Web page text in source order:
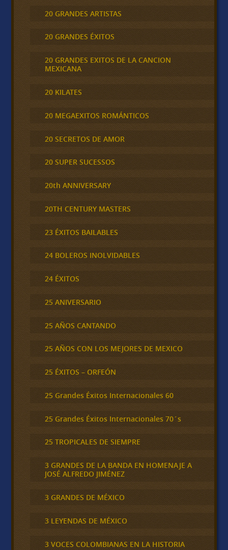
20 GRANDES ARTISTAS
20 GRANDES ÉXITOS
20 GRANDES EXITOS DE LA CANCION
MEXICANA
20 KILATES
20 MEGAEXITOS ROMÁNTICOS
20 SECRETOS DE AMOR
20 SUPER SUCESSOS
20th ANNIVERSARY
20TH CENTURY MASTERS
23 ÉXITOS BAILABLES
24 BOLEROS INOLVIDABLES
24 ÉXITOS
25 ANIVERSARIO
25 AÑOS CANTANDO
25 AÑOS CON LOS MEJORES DE MEXICO
25 ÉXITOS – ORFEÓN
25 Grandes Éxitos Internacionales 60
25 Grandes Éxitos Internacionales 70´s
25 TROPICALES DE SIEMPRE
3 GRANDES DE LA BANDA EN HOMENAJE A
JOSÉ ALFREDO JIMÉNEZ
3 GRANDES DE MÉXICO
3 LEYENDAS DE MÉXICO
3 VOCES COLOMBIANAS EN LA HISTORIA